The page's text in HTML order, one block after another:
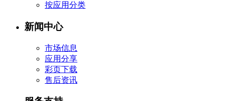
按应用分类
新闻中心
市场信息
应用分享
彩页下载
售后资讯